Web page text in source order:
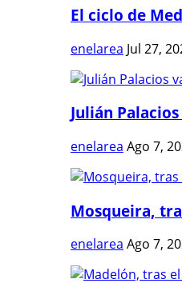
El ciclo de
enelarea Jul 27,
Julián
enelarea Ago 7,
Mosqueira,
enelarea Ago 7,